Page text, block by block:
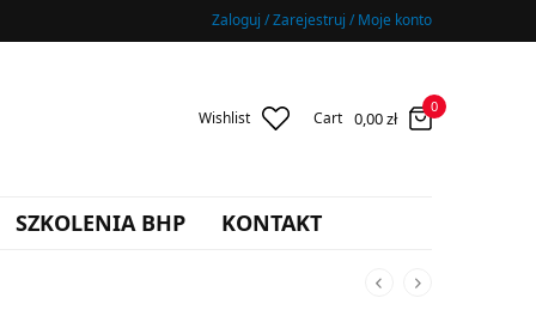
Zaloguj / Zarejestruj / Moje konto
Wishlist Cart 0,00zł
0
SZKOLENIA BHP KONTAKT